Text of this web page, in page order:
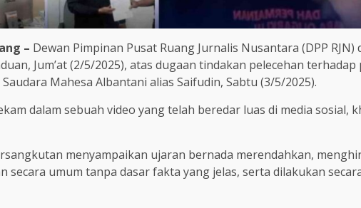
– Dewan Pimpinan Pusat Ruang Jurnalis Nusantara (DPP RJN)
Jum’at (2/5/2025), atas dugaan tindakan pelecehan terhadap
Mahesa Albantani alias Saifudin, Sabtu (3/5/2025).
dalam sebuah video yang telah beredar luas di media sosial,
menyampaikan ujaran bernada merendahkan,
secara umum tanpa dasar fakta yang jelas, serta dilakukan